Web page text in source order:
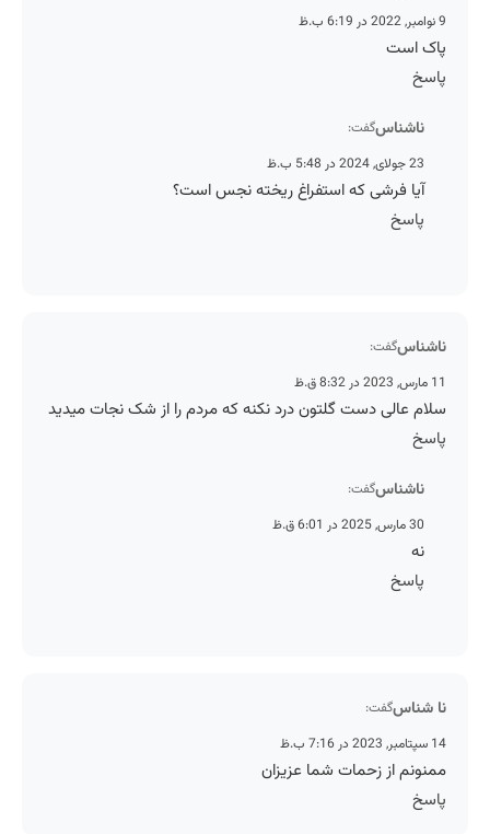
9 نوامبر, 2022 در 6:19 ب.ظ
پاک است
پاسخ
ناشناسگفت:
23 جولای, 2024 در 5:48 ب.ظ
آیا فرشی که استفراغ ریخته نجس است؟
پاسخ
ناشناسگفت:
11 مارس, 2023 در 8:32 ق.ظ
سلام عالی دست گلتون درد نکنه که مردم را از شک نجات میدید
پاسخ
ناشناسگفت:
30 مارس, 2025 در 6:01 ق.ظ
نه
پاسخ
نا شناسگفت:
14 سپتامبر, 2023 در 7:16 ب.ظ
ممنونم از زحمات شما عزیزان
پاسخ